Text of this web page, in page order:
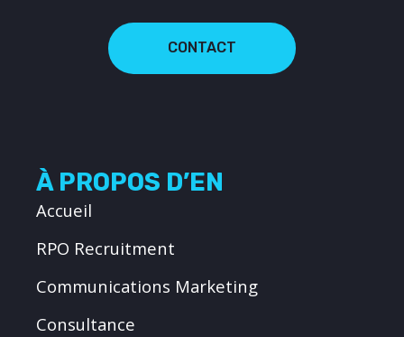
CONTACT
À PROPOS D’EN
Accueil
RPO Recruitment
Communications Marketing
Consultance